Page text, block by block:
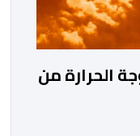
الحرارة من